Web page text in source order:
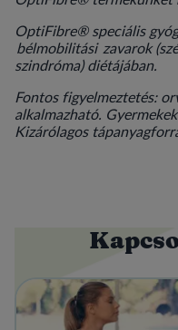
OptiFibre® speciális
bélmobilitási zavarok
szindróma) diétájában.
Fontos figyelmeztetés:
alkalmazható.
Kizárólagos